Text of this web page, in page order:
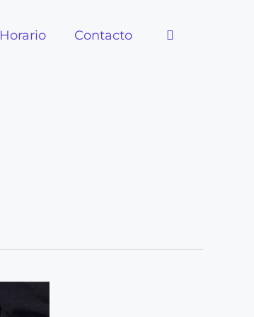
Horario Contacto